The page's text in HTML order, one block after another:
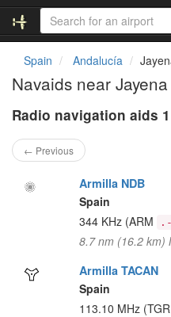
Spain Andalucía
Navaids near
Radio navigation aids
← Previous
Armilla NDB
Spain
344 KHz (ARM
8.7 nm (16.2 km)
Armilla TACAN
Spain
113.10 MHz (TGR